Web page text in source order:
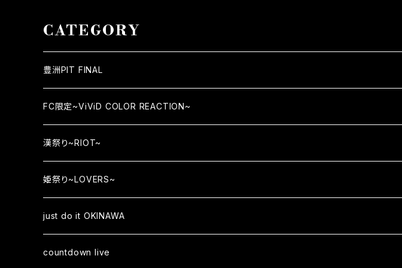
CATEGORY
豊洲PIT FINAL
FC限定~ViViD COLOR REACTION~
漢祭り~RIOT~
姫祭り~LOVERS~
just do it OKINAWA
countdown live